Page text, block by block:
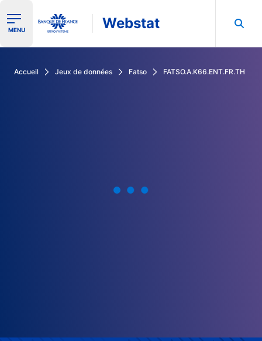
Ouvrir le menu de navigation
MENU Webstat
Accueil Jeux de données Fatso FATSO.A.K66.ENT.FR.TH